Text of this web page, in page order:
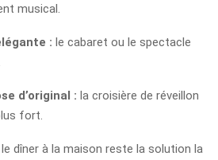
musical.
: le cabaret ou le spectacle
d’original : la croisière de réveillon
fort.
le dîner à la maison reste la solution la